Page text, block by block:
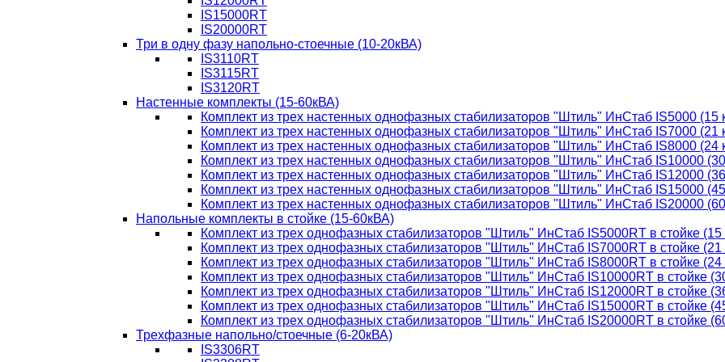
IS15000RT
IS20000RT
Три в одну фазу напольно-стоечные (10-20кВА)
IS3110RT
IS3115RT
IS3120RT
Настенные комплекты (15-60кВА)
Комплект из трех настенных однофазных стабилизаторов "Штиль" ИнСтаб IS5000 (15
Комплект из трех настенных однофазных стабилизаторов "Штиль" ИнСтаб IS7000 (21
Комплект из трех настенных однофазных стабилизаторов "Штиль" ИнСтаб IS8000 (24
Комплект из трех настенных однофазных стабилизаторов "Штиль" ИнСтаб IS10000
Комплект из трех настенных однофазных стабилизаторов "Штиль" ИнСтаб IS12000
Комплект из трех настенных однофазных стабилизаторов "Штиль" ИнСтаб IS15000
Комплект из трех настенных однофазных стабилизаторов "Штиль" ИнСтаб IS20000
Напольные комплекты в стойке (15-60кВА)
Комплект из трех однофазных стабилизаторов "Штиль" ИнСтаб IS5000RT в стойке
Комплект из трех однофазных стабилизаторов "Штиль" ИнСтаб IS7000RT в стойке
Комплект из трех однофазных стабилизаторов "Штиль" ИнСтаб IS8000RT в стойке
Комплект из трех однофазных стабилизаторов "Штиль" ИнСтаб IS10000RT в стойке
Комплект из трех однофазных стабилизаторов "Штиль" ИнСтаб IS12000RT в стойке
Комплект из трех однофазных стабилизаторов "Штиль" ИнСтаб IS15000RT в стойке
Комплект из трех однофазных стабилизаторов "Штиль" ИнСтаб IS20000RT в стойке
Трехфазные напольно/стоечные (6-20кВА)
IS3306RT